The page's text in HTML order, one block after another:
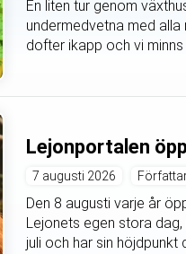
En liten tur genom
undermedvetna med
dofter ikapp och vi
Lejonportalen
7 augusti 2026
Den 8 augusti varje år
Lejonets egen stora
juli och har sin